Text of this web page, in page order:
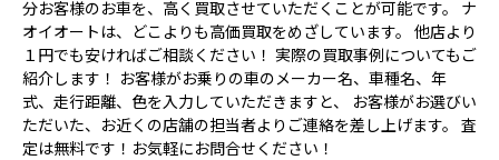
分お客様のお車を、高く買取させていただくことが可能です。 ナ
オイオートは、どこよりも高価買取をめざしています。 他店より
１円でも安ければご相談ください！ 実際の買取事例についてもご
紹介します！ お客様がお乗りの車のメーカー名、車種名、年
式、走行距離、色を入力していただきますと、 お客様がお選びい
ただいた、お近くの店舗の担当者よりご連絡を差し上げます。 査
定は無料です！お気軽にお問合せください！